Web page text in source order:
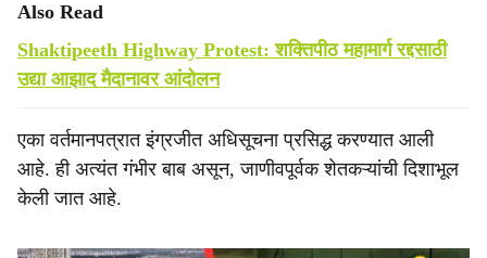
Also Read
Shaktipeeth Highway Protest: शक्तिपीठ महामार्ग रद्दसाठी
उद्या आझाद मैदानावर आंदोलन
एका वर्तमानपत्रात इंग्रजीत अधिसूचना प्रसिद्ध करण्यात आली
आहे. ही अत्यंत गंभीर बाब असून, जाणीवपूर्वक शेतकऱ्यांची दिशाभूल
केली जात आहे.